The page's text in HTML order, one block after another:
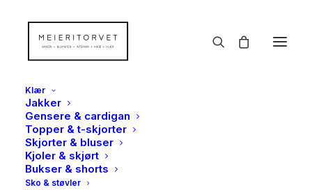
Klær
Jakker
Gensere & cardigan
Topper & t-skjorter
Skjorter & bluser
Kjoler & skjørt
Bukser & shorts
Sko & støvler